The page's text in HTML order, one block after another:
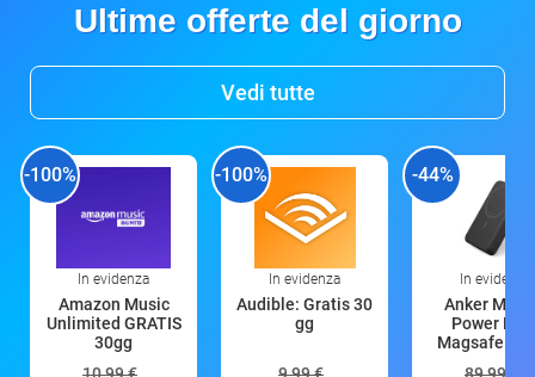
Ultime offerte del giorno
Vedi tutte
-100%
In evidenza
Amazon Music
Unlimited GRATIS
30gg
10,99 €
-100%
In evidenza
Audible: Gratis 30
gg
9,99 €
-44%
In evidenza
Anker
Power
Magsafe
89,99 €